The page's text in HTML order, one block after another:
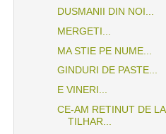
DUSMANII DIN NOI...
MERGETI...
MA STIE PE NUME...
GINDURI DE PASTE...
E VINERI...
CE-AM RETINUT DE LA
TILHAR...